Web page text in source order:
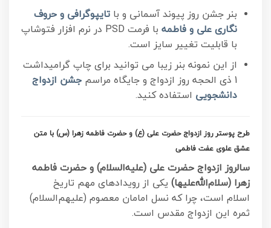
بنر جشن روز پیوند آسمانی و با تایپوگرافی و حروف
نگاری علی و فاطمه
با فرمت PSD در نرم افزار فتوشاپ
با قابلیت تغییر سایز است.
از این نمونه بنر زیبا می توانید برای چاپ گرامیداشت
1 ذی الحجه روز ازدواج و
جایگاه مراسم جشن ازدواج
دانشجویی استفاده کنید.
طرح پوستر روز ازدواج حضرت علی (ع) و حضرت فاطمه زهرا (س) با متن
عشق علوی عفت فاطمی
سالروز ازدواج حضرت علی (علیه‌السلام) و حضرت فاطمه
زهرا (سلام‌الله‌علیها) یکی از رویدادهای مهم تاریخ
اسلام است، چرا که نسل امامان معصوم (علیهم‌السلام)
ثمره این ازدواج مقدس است.